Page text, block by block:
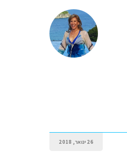
26 ינואר, 2018